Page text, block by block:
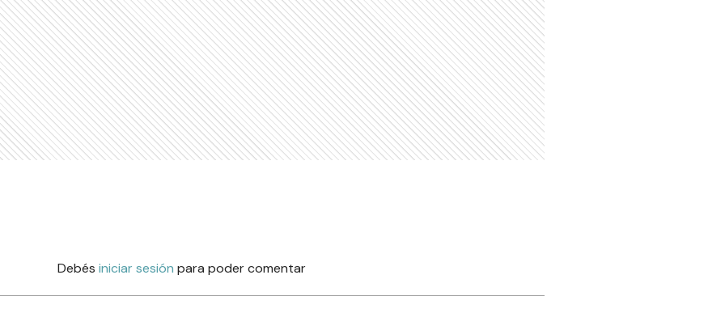
Debés iniciar sesión para poder comentar